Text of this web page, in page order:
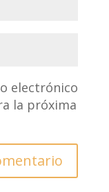
electrónico
la próxima